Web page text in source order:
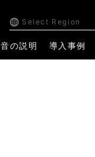
Select Region
音の説明 導入事例